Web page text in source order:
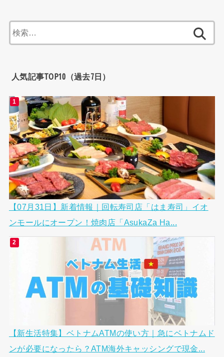
索:
人気記事TOP10（過去7日）
【07月31日】新着情報｜回転寿司店「はま寿司」イオ
ンモールにオープン！焼肉店「AsukaZa Ha...
【新生活特集】ベトナムATMの使い方｜急にベトナムド
ンが必要になったら？ATM海外キャッシングで現金...